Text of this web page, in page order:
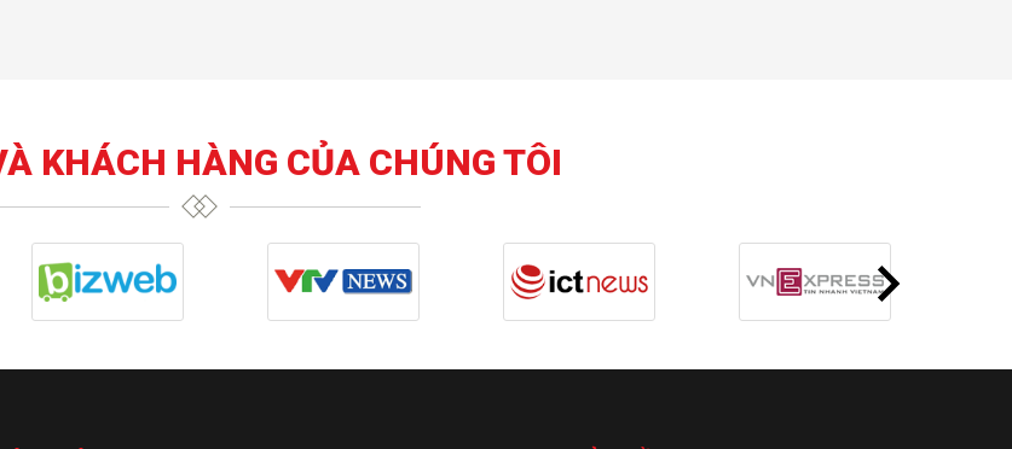
KHÁCH HÀNG CỦA CHÚNG TÔI